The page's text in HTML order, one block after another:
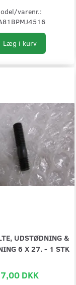
varenr.:
Læg i kurv
UDSTØDNING &
6 X 27. - 1 STK
7,00 DKK